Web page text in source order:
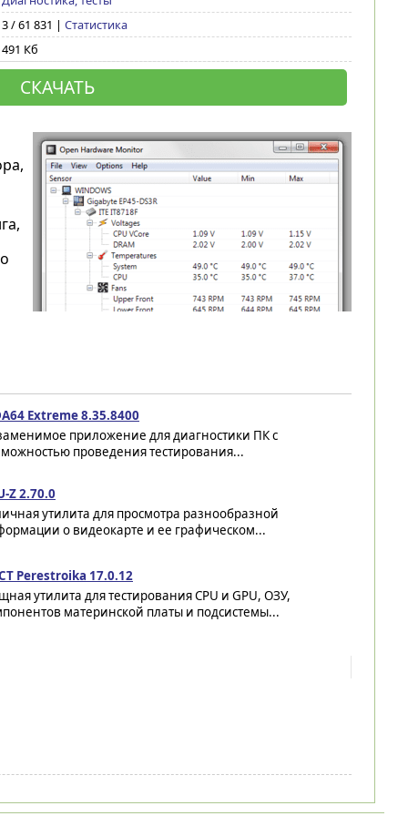
3 / 61 831 | Статистика
491 Кб
СКАЧАТЬ
Extreme 8.35.8400
приложение для диагностики ПК с
проведения тестирования...
Z 2.70.0
утилита для просмотра разнообразной
о видеокарте и ее графическом...
Perestroika 17.0.12
утилита для тестирования CPU и GPU, ОЗУ,
материнской платы и подсистемы...